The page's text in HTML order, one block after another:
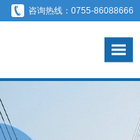
咨询热线：0755-86088666